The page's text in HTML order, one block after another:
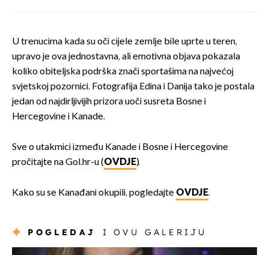
U trenucima kada su oči cijele zemlje bile uprte u teren,
upravo je ova jednostavna, ali emotivna objava pokazala
koliko obiteljska podrška znači sportašima na najvećoj
svjetskoj pozornici. Fotografija Edina i Danija tako je postala
jedan od najdirljivijih prizora uoči susreta Bosne i
Hercegovine i Kanade.
Sve o utakmici između Kanade i Bosne i Hercegovine
pročitajte na Gol.hr-u (OVDJE).
Kako su se Kanađani okupili, pogledajte OVDJE.
POGLEDAJ I OVU GALERIJU